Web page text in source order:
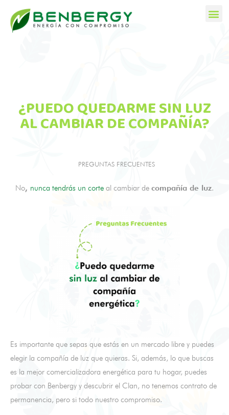
¿PUEDO QUEDARME SIN LUZ
AL CAMBIAR DE COMPAÑÍA?
PREGUNTAS FRECUENTES
No, nunca tendrás un corte al cambiar de compañía de luz.
Es importante que sepas que estás en un mercado libre y puedes
elegir la compañía de luz que quieras. Si, además, lo que buscas
es la mejor comercializadora energética para tu hogar, puedes
probar con Benbergy y descubrir el Clan, no tenemos contrato de
permanencia, pero si todo nuestro compromiso.